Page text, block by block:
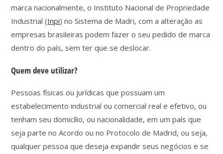
marca nacionalmente, o Instituto Nacional de Propriedade
Industrial (Inpi) no Sistema de Madri, com a alteração as
empresas brasileiras podem fazer o seu pedido de marca
dentro do país, sem ter que se deslocar.
Quem deve utilizar?
Pessoas físicas ou jurídicas que possuam um
estabelecimento industrial ou comercial real e efetivo, ou
tenham seu domicílio, ou nacionalidade, em um país que
seja parte no Acordo ou no Protocolo de Madrid, ou seja,
qualquer pessoa que deseja expandir seus negócios e se